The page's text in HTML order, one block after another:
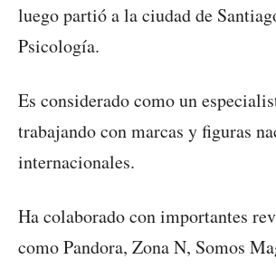
luego partió a la ciudad de
Psicología.
Es considerado como un
trabajando con marcas y figuras
internacionales.
Ha colaborado con importantes
como Pandora, Zona N, Somos